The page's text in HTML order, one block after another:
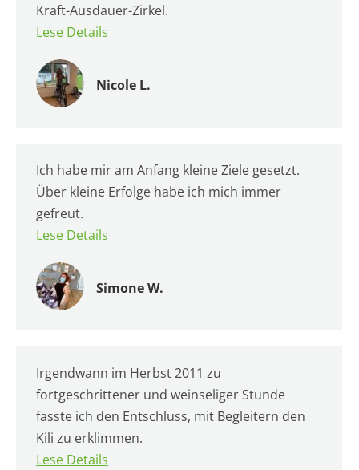
Kraft-Ausdauer-Zirkel.
Lese Details
Nicole L.
Ich habe mir am Anfang kleine Ziele gesetzt.
Über kleine Erfolge habe ich mich immer
gefreut.
Lese Details
Simone W.
Irgendwann im Herbst 2011 zu
fortgeschrittener und weinseliger Stunde
fasste ich den Entschluss, mit Begleitern den
Kili zu erklimmen.
Lese Details